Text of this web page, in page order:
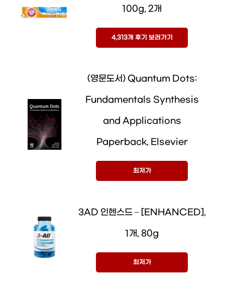
100g, 2개
4,313개 후기 보러가기
(영문도서) Quantum Dots:
Fundamentals Synthesis
and Applications
Paperback, Elsevier
최저가
3AD 인헨스드 – [ENHANCED],
1개, 80g
최저가